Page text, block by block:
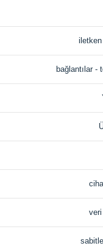
bağlantılar -